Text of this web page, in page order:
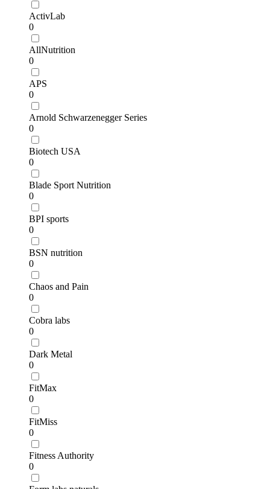
ActivLab
0
AllNutrition
0
APS
0
Arnold Schwarzenegger Series
0
Biotech USA
0
Blade Sport Nutrition
0
BPI sports
0
BSN nutrition
0
Chaos and Pain
0
Cobra labs
0
Dark Metal
0
FitMax
0
FitMiss
0
Fitness Authority
0